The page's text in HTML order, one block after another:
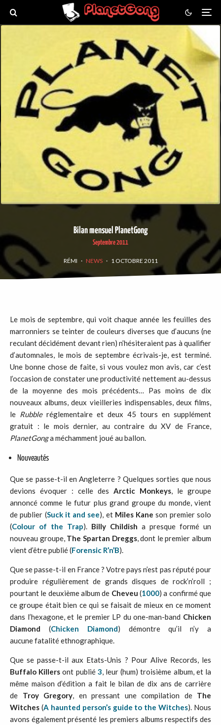
Bilan mensuel PlanetGong
Septembre 2011
RÉMI · NEWS · 1 OCTOBRE 2011
Le mois de septembre, qui voit chaque année les feuilles des
marronniers se teinter de couleurs diverses que d’aucuns (ne
reculant décidément devant rien) n’hésiteraient pas à qualifier
d’automnales, le mois de septembre écrivais-je, est terminé.
Une bonne chose de faite, si vous voulez mon avis, car c’est
l’occasion de constater une productivité nettement au-dessus
de la moyenne des mois précédents… Pas moins de dix
nouveaux albums, deux vieilleries indispensables, deux films,
le Rubbleréglementaire et deux 45 tours en supplément
gratuit : le mois dernier, au contraire du XV de France,
PlanetGonga méchamment joué au ballon.
Nouveautés
Que se passe-t-il en Angleterre ? Quelques sorties que nous
devions évoquer : celle des Arctic Monkeys, le groupe
annoncé comme le futur plus grand groupe du monde, vient
de publier (Suck it and see), et Miles Kane son premier solo
(Colour of the Trap). Billy Childish a presque formé un
nouveau groupe, The Spartan Dreggs, dont le premier album
vient d’être publié (Forensic R’n’B).
Que se passe-t-il en France ? Votre pays n’est pas réputé pour
produire régulièrement de grands disques de rock’n’roll ;
pourtant le deuxième album de Cheveu (1000) a confirmé que
ce groupe était bien ce qui se faisait de mieux en ce moment
dans l’hexagone, et le premier LP du one-man-band Chicken
Diamond (Chicken Diamond) démontre qu’il n’y a
aucune fatalité ethnographique.
Que se passe-t-il aux Etats-Unis ? Pour Alive Records, les
Buffalo Killers ont publié 3, leur (hum) troisième album, et la
même maison d’édition a fait le bilan de dix ans de carrière
de Troy Gregory, en pressant une compilation de The
Witches (A haunted person’s guide to the Witches). Nous
avons également présenté les premiers albums respectifs des